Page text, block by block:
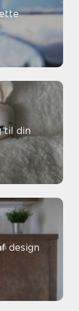
til din
design